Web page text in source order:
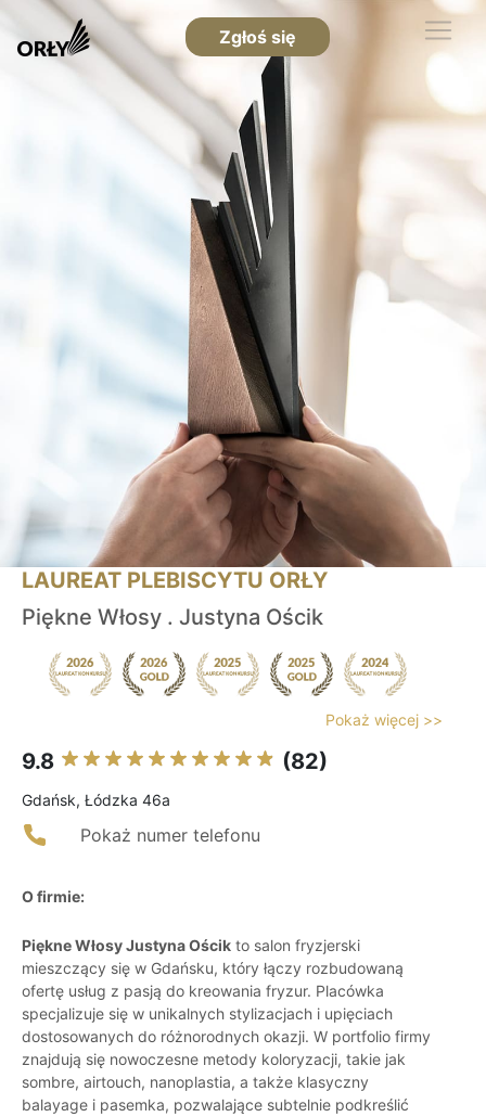
Zgłoś się
LAUREAT PLEBISCYTU ORŁY
Piękne Włosy . Justyna Ościk
Pokaż więcej >>
9.8 (82)
Gdańsk, Łódzka 46a
Pokaż numer telefonu
O firmie:
Piękne Włosy Justyna Ościk to salon fryzjerski
mieszczący się w Gdańsku, który łączy rozbudowaną
ofertę usług z pasją do kreowania fryzur. Placówka
specjalizuje się w unikalnych stylizacjach i upięciach
dostosowanych do różnorodnych okazji. W portfolio firmy
znajdują się nowoczesne metody koloryzacji, takie jak
sombre, airtouch, nanoplastia, a także klasyczny
balayage i pasemka, pozwalające subtelnie podkreślić